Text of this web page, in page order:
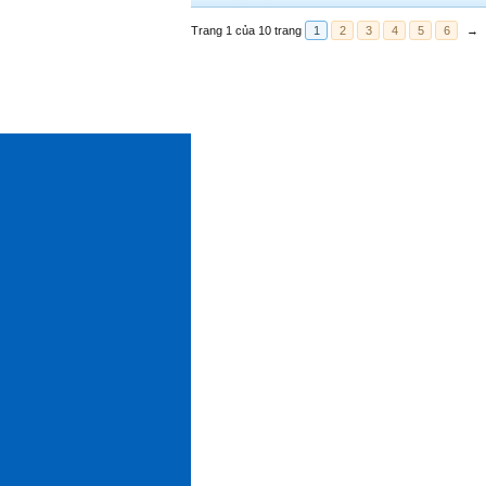
Trang 1 của 10 trang 1 2 3 4 5 6 →